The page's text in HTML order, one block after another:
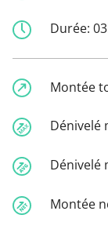
Durée:
Montée
Dénivelé
Dénivelé
Montée